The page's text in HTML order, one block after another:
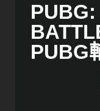
PUBG:
PUBG